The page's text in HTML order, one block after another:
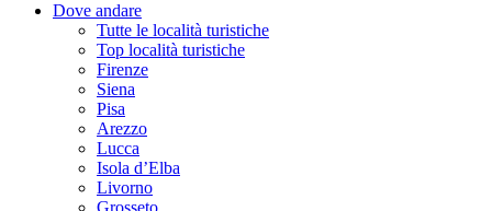
Dove andare
Tutte le località turistiche
Top località turistiche
Firenze
Siena
Pisa
Arezzo
Lucca
Isola d’Elba
Livorno